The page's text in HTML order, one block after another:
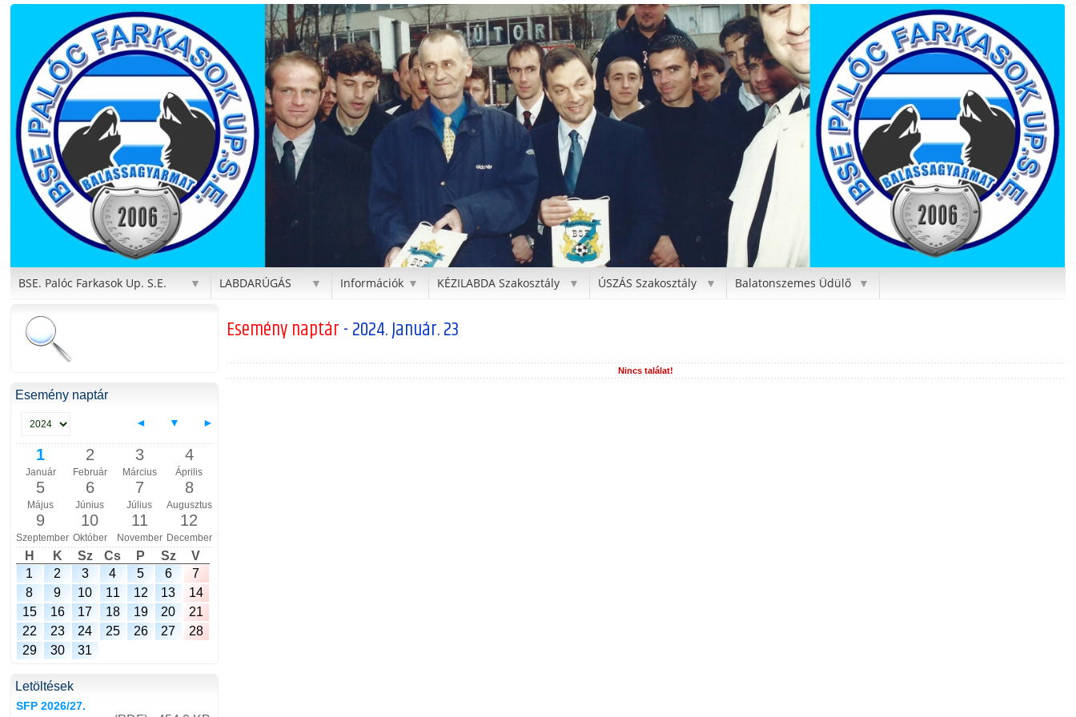
BSE. Palóc Farkasok Up. S.E. ▼ LABDARÚGÁS ▼ Információk ▼ KÉZILABDA Szakosztály ▼ ÚSZÁS Szakosztály ▼ Balatonszemes Üdülő ▼
Esemény naptár
◄ ▼ ►
1
Január
2
Február
3
Március
4
Április
5
Május
6
Június
7
Július
8
Augusztus
9
Szeptember
10
Október
11
November
12
December
H K Sz Cs P Sz
V
1
2 3 4 5 6
7
8
9 10 11 12 13
14
15
16 17 18 19 20
21
22
23 24 25 26 27
28
29
30 31
Letöltések
SFP 2026/27.
Esemény naptár- 2024. Január. 23
Nincs találat!